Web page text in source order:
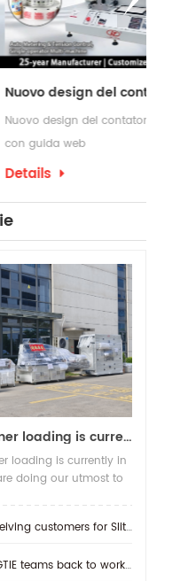
Nuovo design del contatore delle etichette con guida web
contatore delle etichette
A new container loading is currently in progress.
loading is currently in
doing our utmost to
possible time.
customers for Slitting machine with differential Slip Shaft
teams back to work at Feb.25th.